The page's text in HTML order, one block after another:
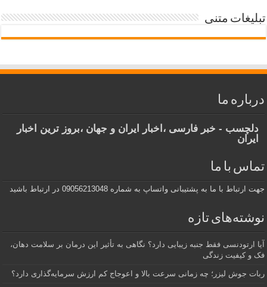
تبلیغات متنی
درباره ما
دلچسب - خبر فارسی ،اخبار ایران و جهان ،بروز ترین اخبار
ایران
تماس با ما
جهت ارتباط با ما به پشتیبانی واتساپ به شماره 09056213048 در ارتباط باشید
نوشته‌های تازه
آیا ارتودنسی فقط جنبه زیبایی دارد؟ نگاهی به تأثیر این درمان بر سلامت دهان،
فک و کیفیت زندگی
ربات جوش لیزر؛ چه زمانی سرعت بالا و اعوجاج کم ارزش سرمایه‌گذاری دارد؟